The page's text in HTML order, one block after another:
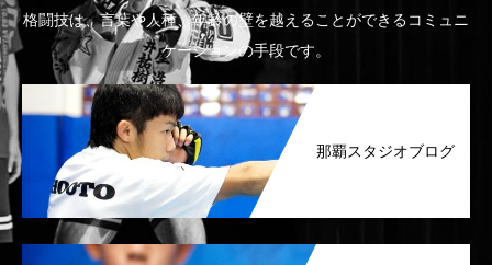
格闘技は、言葉や人種、年齢の壁を越えることができるコミュニ
ケーションの手段です。
那覇スタジオブログ